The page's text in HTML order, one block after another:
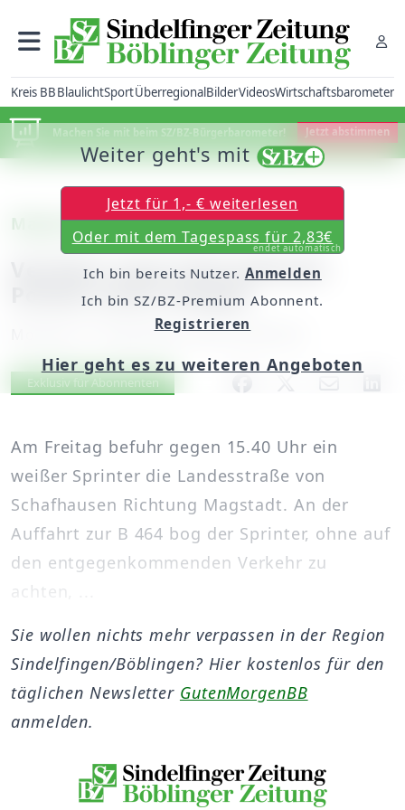
Kreis BBBlaulichtSportÜberregionalBilderVideosWirtschaftsbarometer
Machen Sie mit beim SZ/BZ-Bürgerbarometer! Jetzt abstimmen
Magstadt
Verletzt nach Fahrerflucht:
Polizei sucht Zeugen
Montag, 10. September 2018, 06:00 Uhr
Artikel vorlesen
Exklusiv für Abonnenten
Am Freitag befuhr gegen 15.40 Uhr ein
weißer Sprinter die Landesstraße von
Schafhausen Richtung Magstadt. An der
Auffahrt zur B 464 bog der Sprinter, ohne auf
den entgegenkommenden Verkehr zu
achten, ...
Weiter geht's mit
Jetzt für 1,- € weiterlesen
Oder mit dem Tagespass für 2,83€
endet automatisch
Ich bin bereits Nutzer. Anmelden
Ich bin SZ/BZ-Premium Abonnent.
Registrieren
Hier geht es zu weiteren Angeboten
Sie wollen nichts mehr verpassen in der Region
Sindelfingen/Böblingen? Hier kostenlos für den
täglichen Newsletter GutenMorgenBB
anmelden.